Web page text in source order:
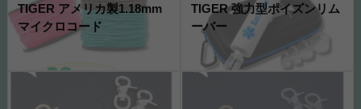
TIGER アメリカ製1.18mm
マイクロコード
TIGER 強力型ポイズンリム
ーバー